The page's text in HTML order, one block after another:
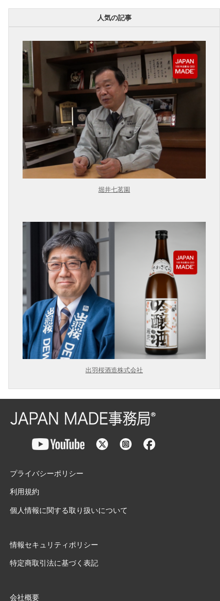
人気の記事
堀井七茗園
出羽桜酒造株式会社
プライバシーポリシー
利用規約
個人情報に関する取り扱いについて
情報セキュリティポリシー
特定商取引法に基づく表記
会社概要